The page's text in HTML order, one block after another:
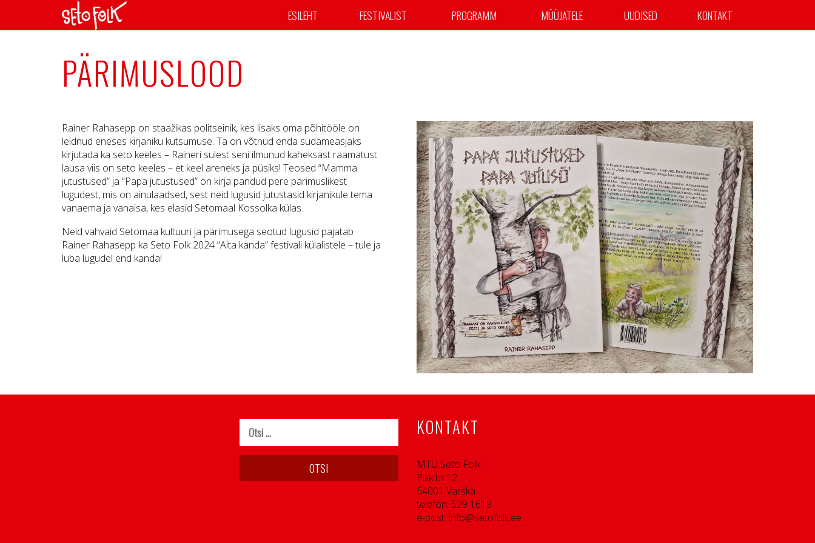
ESILEHT FESTIVALIST PROGRAMM MÜÜJATELE UUDISED KONTAKT
PÄRIMUSLOOD
Rainer Rahasepp on staažikas politseinik, kes lisaks oma põhitööle on
leidnud eneses kirjaniku kutsumuse. Ta on võtnud enda südameasjaks
kirjutada ka seto keeles – Raineri sulest seni ilmunud kaheksast raamatust
lausa viis on seto keeles – et keel areneks ja püsiks! Teosed “Mamma
jutustused” ja “Papa jutustused” on kirja pandud pere pärimuslikest
lugudest, mis on ainulaadsed, sest neid lugusid jutustasid kirjanikule tema
vanaema ja vanaisa, kes elasid Setomaal Kossolka külas.
Neid vahvaid Setomaa kultuuri ja pärimusega seotud lugusid pajatab
Rainer Rahasepp ka Seto Folk 2024 “Aita kanda” festivali külalistele – tule ja
luba lugudel end kanda!
KONTAKT
MTÜ Seto Folk
Pikk tn 12
64001 Värska
telefon: 529 1619
e-post: info@setofolk.ee